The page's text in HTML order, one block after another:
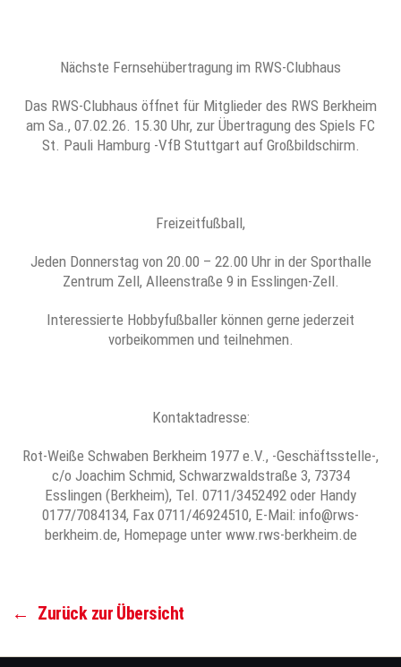
Nächste Fernsehübertragung im RWS-Clubhaus
Das RWS-Clubhaus öffnet für Mitglieder des RWS Berkheim
am Sa., 07.02.26. 15.30 Uhr, zur Übertragung des Spiels FC
St. Pauli Hamburg -VfB Stuttgart auf Großbildschirm.
Freizeitfußball,
Jeden Donnerstag von 20.00 – 22.00 Uhr in der Sporthalle
Zentrum Zell, Alleenstraße 9 in Esslingen-Zell.
Interessierte Hobbyfußballer können gerne jederzeit
vorbeikommen und teilnehmen.
Kontaktadresse:
Rot-Weiße Schwaben Berkheim 1977 e.V., -Geschäftsstelle-,
c/o Joachim Schmid, Schwarzwaldstraße 3, 73734
Esslingen (Berkheim), Tel. 0711/3452492 oder Handy
0177/7084134, Fax 0711/46924510, E-Mail: info@rws-
berkheim.de, Homepage unter www.rws-berkheim.de
← Zurück zur Übersicht